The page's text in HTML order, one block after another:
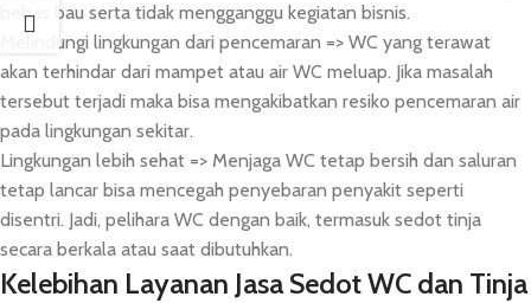
bebas bau serta tidak mengganggu kegiatan bisnis.
Melindungi lingkungan dari pencemaran => WC yang terawat
akan terhindar dari mampet atau air WC meluap. Jika masalah
tersebut terjadi maka bisa mengakibatkan resiko pencemaran air
pada lingkungan sekitar.
Lingkungan lebih sehat => Menjaga WC tetap bersih dan saluran
tetap lancar bisa mencegah penyebaran penyakit seperti
disentri. Jadi, pelihara WC dengan baik, termasuk sedot tinja
secara berkala atau saat dibutuhkan.
Kelebihan Layanan Jasa Sedot WC dan Tinja